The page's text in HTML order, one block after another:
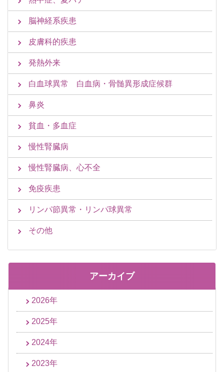
脳神経系疾患
皮膚科的疾患
発熱外来
白血球異常 白血病・骨髄異形成症候群
鼻炎
貧血・多血症
慢性腎臓病
慢性腎臓病、心不全
免疫疾患
リンパ節異常・リンパ球異常
その他
アーカイブ
2026年
2025年
2024年
2023年